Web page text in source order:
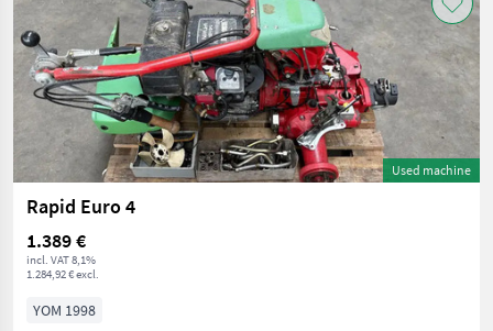
Used machine
Rapid Euro 4
1.389 €
incl. VAT 8,1%
1.284,92 € excl.
YOM 1998